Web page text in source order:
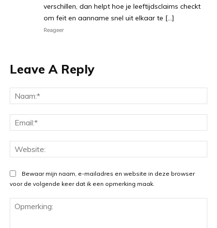
verschillen, dan helpt hoe je leeftijdsclaims checkt
om feit en aanname snel uit elkaar te […]
Reageer
Leave A Reply
Bewaar mijn naam, e-mailadres en website in deze browser
voor de volgende keer dat ik een opmerking maak.